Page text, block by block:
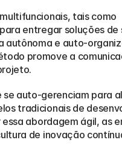
tais como
entregar soluções
autônoma e auto-
promove a
se auto-gerenciam para
tradicionais de
abordagem ágil, as
de inovação